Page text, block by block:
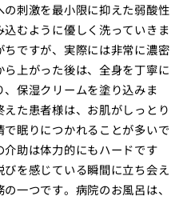
刺激を最小限に抑えた弱酸性
むように優しく洗っていきま
ですが、実際には非常に濃密
上がった後は、全身を丁寧に
保湿クリームを塗り込みま
た患者様は、お肌がしっとり
眠りにつかれることが多いで
助は体力的にもハードです
を感じている瞬間に立ち会え
一つです。病院のお風呂は、